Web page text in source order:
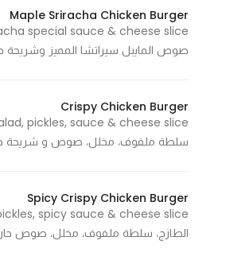
Maple Sriracha Chicken Burger
صوص المايبل سيراتشا المميز وشريحة
Crispy Chicken Burger
سلطة ملفوف، مخلل، صوص و شريحة
Spicy Crispy Chicken Burger
الطازج، سلطة ملفوف، مخلل، صوص